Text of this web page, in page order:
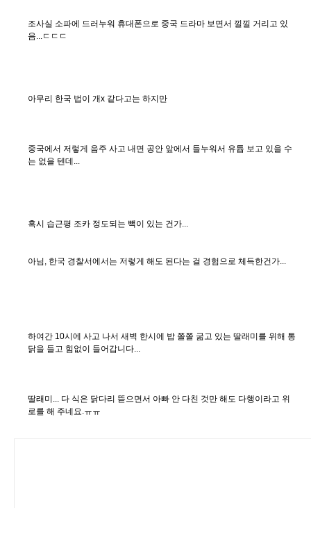
조사실 소파에 드러누워 휴대폰으로 중국 드라마 보면서 낄낄 거리고 있
음...ㄷㄷㄷ
아무리 한국 법이 개x 같다고는 하지만
중국에서 저렇게 음주 사고 내면 공안 앞에서 들누워서 유튭 보고 있을 수
는 없을 텐데...
혹시 습근평 조카 정도되는 빽이 있는 건가...
아님, 한국 경찰서에서는 저렇게 해도 된다는 걸 경험으로 체득한건가...
하여간 10시에 사고 나서 새벽 한시에 밥 쫄쫄 굶고 있는 딸래미를 위해 통
닭을 들고 힘없이 들어갑니다...
딸래미... 다 식은 닭다리 뜯으면서 아빠 안 다친 것만 해도 다행이라고 위
로를 해 주네요.ㅠㅠ